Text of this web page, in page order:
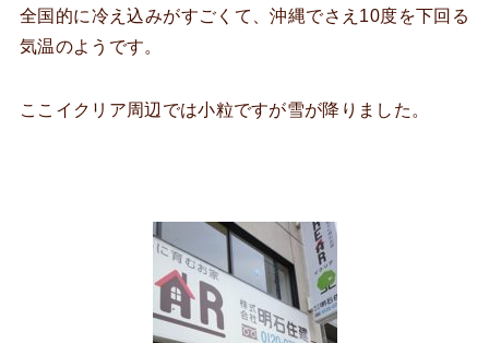
全国的に冷え込みがすごくて、沖縄でさえ10度を下回る
気温のようです。
ここイクリア周辺では小粒ですが雪が降りました。